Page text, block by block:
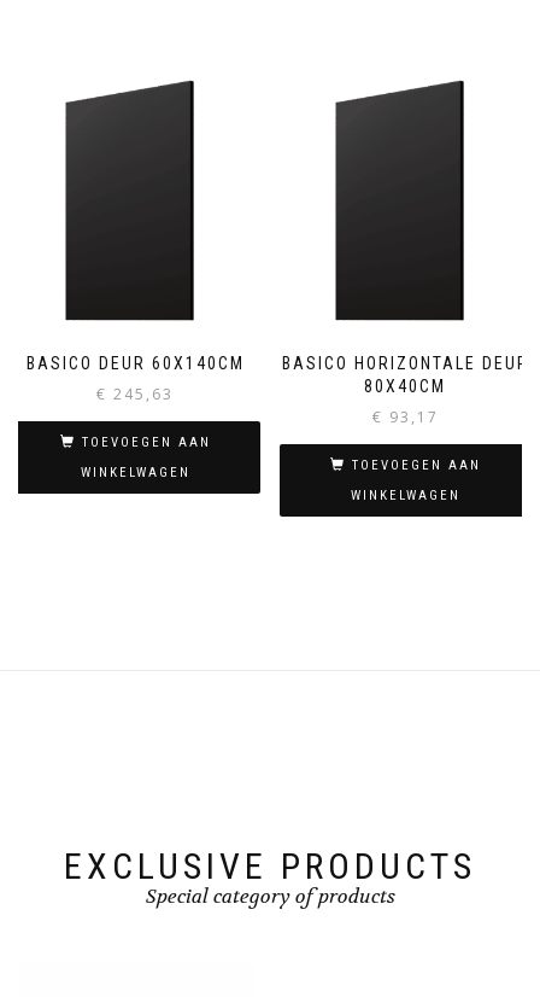
BASICO DEUR 60X140CM
€ 245,63
TOEVOEGEN AAN
WINKELWAGEN
BASICO HORIZONTALE DEUR
80X40CM
€ 93,17
TOEVOEGEN AAN
WINKELWAGEN
EXCLUSIVE PRODUCTS
Special category of products